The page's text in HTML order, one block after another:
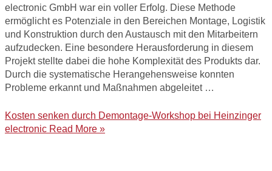
electronic GmbH war ein voller Erfolg. Diese Methode
ermöglicht es Potenziale in den Bereichen Montage, Logistik
und Konstruktion durch den Austausch mit den Mitarbeitern
aufzudecken. Eine besondere Herausforderung in diesem
Projekt stellte dabei die hohe Komplexität des Produkts dar.
Durch die systematische Herangehensweise konnten
Probleme erkannt und Maßnahmen abgeleitet …
Kosten senken durch Demontage-Workshop bei Heinzinger
electronic Read More »